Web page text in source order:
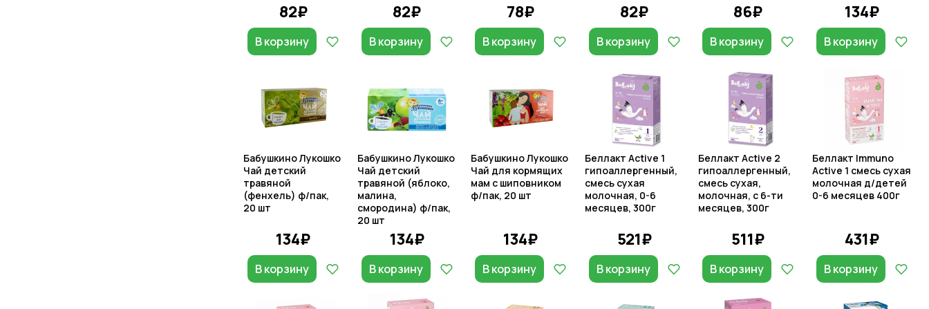
82₽
В корзину
82₽
В корзину
78₽
В корзину
82₽
В корзину
86₽
В корзину
134₽
В корзину
Бабушкино Лукошко
Чай детский
травяной
(фенхель) ф/пак,
20 шт
134₽
В корзину
Бабушкино Лукошко
Чай детский
травяной (яблоко,
малина,
смородина) ф/пак,
20 шт
134₽
В корзину
Бабушкино Лукошко
Чай для кормящих
мам с шиповником
ф/пак, 20 шт
134₽
В корзину
Беллакт Active 1
гипоаллергенный,
смесь сухая
молочная, 0-6
месяцев, 300г
521₽
В корзину
Беллакт Active 2
гипоаллергенный,
смесь сухая,
молочная, с 6-ти
месяцев, 300г
511₽
В корзину
Беллакт Immuno
Active 1 смесь сухая
молочная д/детей
0-6 месяцев 400г
431₽
В корзину